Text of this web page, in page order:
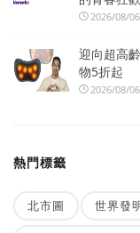
2026/08/06
迎向超高
物5折起
2026/08/06
熱門標籤
北市圖 世界發